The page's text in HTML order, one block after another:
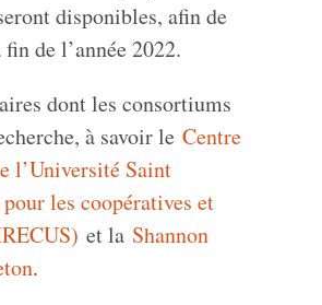
disponibles, afin de
de l’année 2022.
dont les consortiums
à savoir leCentre
l’Université Saint
les coopératives et
et la Shannon
.